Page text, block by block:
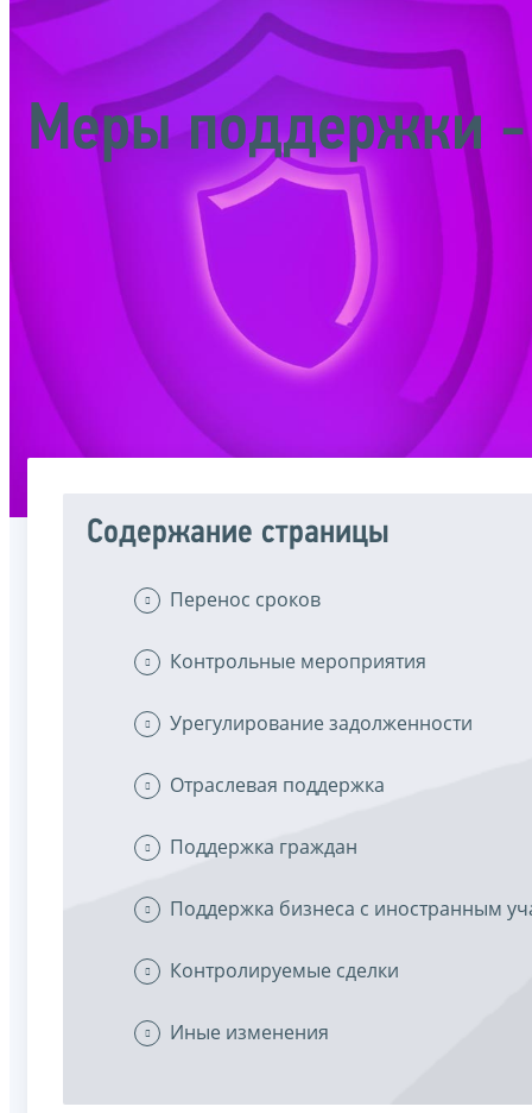
Меры поддержки -
Содержание страницы
Перенос сроков
Контрольные мероприятия
Урегулирование задолженности
Отраслевая поддержка
Поддержка граждан
Поддержка бизнеса с иностранным
Контролируемые сделки
Иные изменения